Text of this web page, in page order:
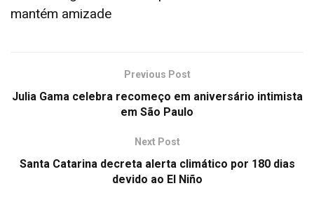
mantém amizade
Previous Post
Julia Gama celebra recomeço em aniversário intimista
em São Paulo
Next Post
Santa Catarina decreta alerta climático por 180 dias
devido ao El Niño